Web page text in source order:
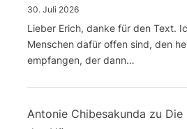
30. Juli 2026
Lieber Erich, danke für den Text.
Menschen dafür offen sind, den
empfangen, der dann…
Antonie Chibesakunda zu Die